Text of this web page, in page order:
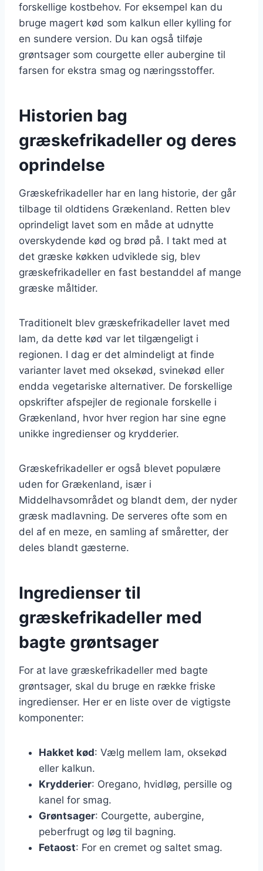
forskellige kostbehov. For eksempel kan du
bruge magert kød som kalkun eller kylling for
en sundere version. Du kan også tilføje
grøntsager som courgette eller aubergine til
farsen for ekstra smag og næringsstoffer.
Historien bag
græskefrikadeller og deres
oprindelse
Græskefrikadeller har en lang historie, der går
tilbage til oldtidens Grækenland. Retten blev
oprindeligt lavet som en måde at udnytte
overskydende kød og brød på. I takt med at
det græske køkken udviklede sig, blev
græskefrikadeller en fast bestanddel af mange
græske måltider.
Traditionelt blev græskefrikadeller lavet med
lam, da dette kød var let tilgængeligt i
regionen. I dag er det almindeligt at finde
varianter lavet med oksekød, svinekød eller
endda vegetariske alternativer. De forskellige
opskrifter afspejler de regionale forskelle i
Grækenland, hvor hver region har sine egne
unikke ingredienser og krydderier.
Græskefrikadeller er også blevet populære
uden for Grækenland, især i
Middelhavsområdet og blandt dem, der nyder
græsk madlavning. De serveres ofte som en
del af en meze, en samling af småretter, der
deles blandt gæsterne.
Ingredienser til
græskefrikadeller med
bagte grøntsager
For at lave græskefrikadeller med bagte
grøntsager, skal du bruge en række friske
ingredienser. Her er en liste over de vigtigste
komponenter:
Hakket kød: Vælg mellem lam, oksekød
eller kalkun.
Krydderier: Oregano, hvidløg, persille og
kanel for smag.
Grøntsager: Courgette, aubergine,
peberfrugt og løg til bagning.
Fetaost: For en cremet og saltet smag.